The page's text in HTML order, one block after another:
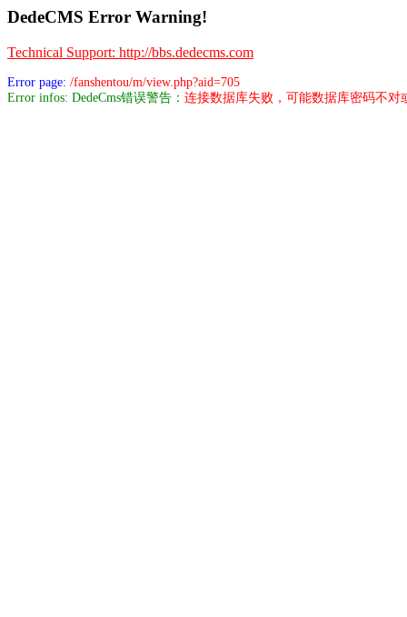
DedeCMS Error Warning!
Technical Support: http://bbs.dedecms.com
Error page: /fanshentou/m/view.php?aid=705
Error infos: DedeCms错误警告： 连接数据库失败，可能数据库密码不对